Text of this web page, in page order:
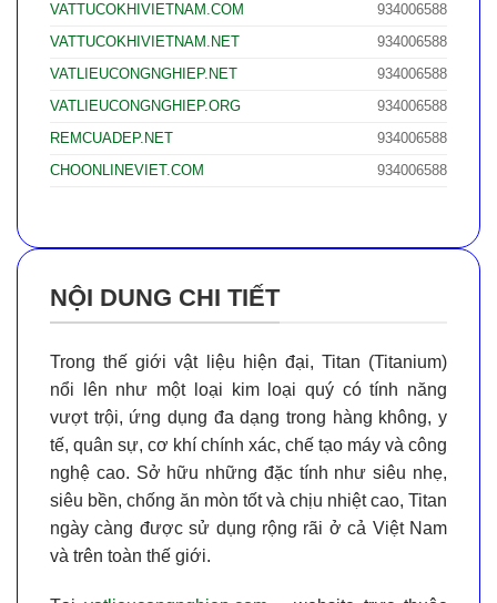
VATTUCOKHIVIETNAM.COM
934006588
VATTUCOKHIVIETNAM.NET
934006588
VATLIEUCONGNGHIEP.NET
934006588
VATLIEUCONGNGHIEP.ORG
934006588
REMCUADEP.NET
934006588
CHOONLINEVIET.COM
934006588
NỘI DUNG CHI TIẾT
Trong thế giới vật liệu hiện đại, Titan (Titanium)
nổi lên như một loại kim loại quý có tính năng
vượt trội, ứng dụng đa dạng trong hàng không, y
tế, quân sự, cơ khí chính xác, chế tạo máy và công
nghệ cao. Sở hữu những đặc tính nhưsiêu nhẹ,
siêu bền, chống ăn mòn tốt và chịu nhiệt cao, Titan
ngày càng được sử dụng rộng rãi ở cả Việt Nam
và trên toàn thế giới.